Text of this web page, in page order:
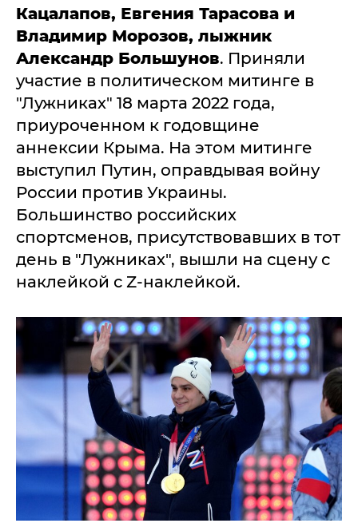
Кацалапов, Евгения Тарасова и
Владимир Морозов, лыжник
Александр Большунов. Приняли
участие в политическом митинге в
"Лужниках" 18 марта 2022 года,
приуроченном к годовщине
аннексии Крыма. На этом митинге
выступил Путин, оправдывая войну
России против Украины.
Большинство российских
спортсменов, присутствовавших в тот
день в "Лужниках", вышли на сцену с
наклейкой с Z-наклейкой.